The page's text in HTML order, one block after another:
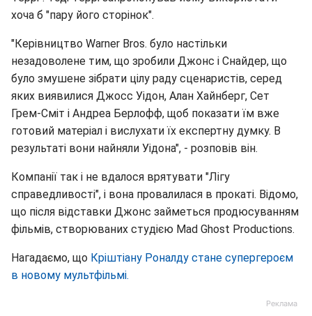
хоча б "пару його сторінок".
"Керівництво Warner Bros. було настільки
незадоволене тим, що зробили Джонс і Снайдер, що
було змушене зібрати цілу раду сценаристів, серед
яких виявилися Джосс Уідон, Алан Хайнберг, Сет
Грем-Сміт і Андреа Берлофф, щоб показати їм вже
готовий матеріал і вислухати їх експертну думку. В
результаті вони найняли Уідона", - розповів він.
Компанії так і не вдалося врятувати "Лігу
справедливості", і вона провалилася в прокаті. Відомо,
що після відставки Джонс займеться продюсуванням
фільмів, створюваних студією Mad Ghost Productions.
Нагадаємо, що Кріштіану Роналду стане супергероєм
в новому мультфільмі.